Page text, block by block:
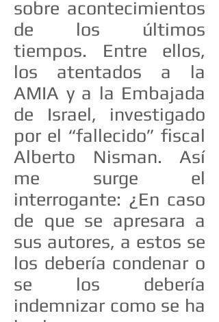
sobre acontecimientos
de los últimos
tiempos. Entre ellos,
los atentados a la
AMIA y a la Embajada
de Israel, investigado
por el “fallecido” fiscal
Alberto Nisman. Así
me surge el
interrogante: ¿En caso
de que se apresara a
sus autores, a estos se
los debería condenar o
se los debería
indemnizar como se ha